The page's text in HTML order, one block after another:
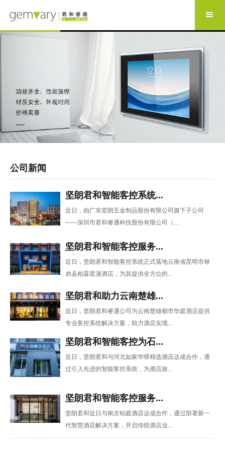
公司新闻
坚朗君和智能客控系统...
近日，由广东坚朗五金制品股份有限公司旗下子公司
——深圳市君和睿通科技股份有限公司（...
坚朗君和智能客控服务...
近日，坚朗君和智能客控系统正式落地云南省昆明市禄
劝县柏霖星漫酒店，为其提供全方位的...
坚朗君和助力云南楚雄...
近日，坚朗君和睿通公司为云南楚雄都市华庭酒店提供
专业客控系统解决方案，助力酒店实现...
坚朗君和智能客控为石...
近日，坚朗君和与河北如家华驿精选酒店达成合作，通
过引入先进的智能客控系统，为酒店旅...
坚朗君和智能客控服务...
坚朗君和近日与南京铂庭酒店达成合作，通过部署新一
代智慧酒店解决方案，开启传统酒店业...